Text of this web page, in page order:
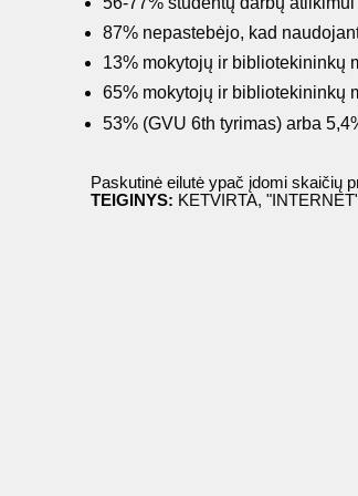
87% nepastebėjo, kad
13% mokytojų ir bibliotekininkų
65% mokytojų ir bibliotekininkų
53% (GVU 6th tyrimas) arba
Paskutinė eilutė ypač įdomi skaičių
TEIGINYS: KETVIRTA,